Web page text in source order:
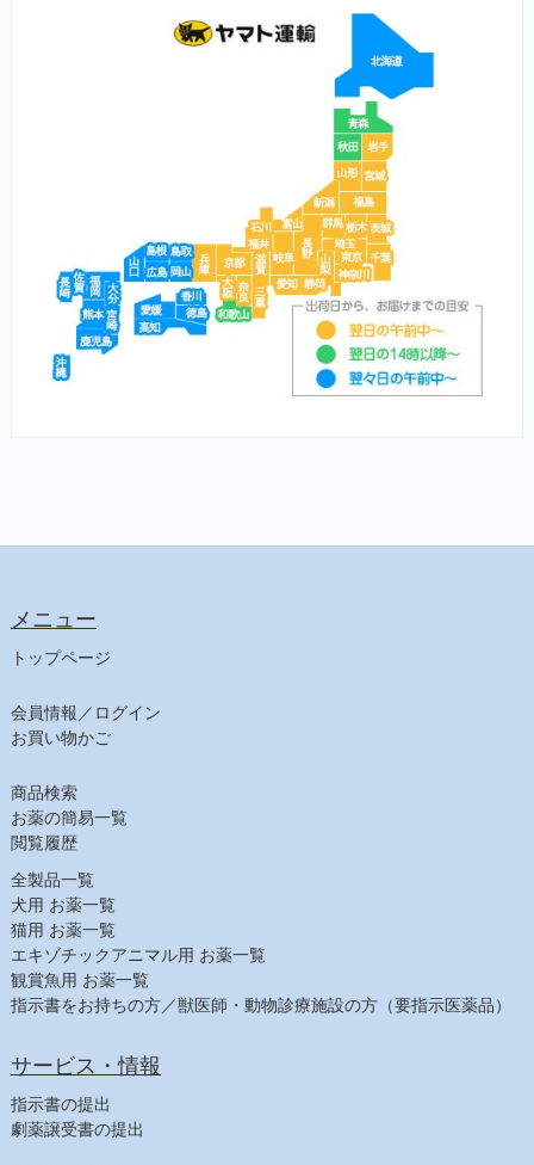
メニュー
トップページ
会員情報／ログイン
お買い物かご
商品検索
お薬の簡易一覧
閲覧履歴
全製品一覧
犬用 お薬一覧
猫用 お薬一覧
エキゾチックアニマル用 お薬一覧
観賞魚用 お薬一覧
指示書をお持ちの方／獣医師・動物診療施設の方（要指示医薬品）
サービス・情報
指示書の提出
劇薬譲受書の提出